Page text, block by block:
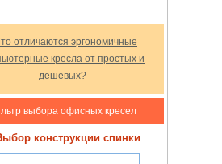
отличаются эргономичные
кресла от простых и
дешевых?
выбора офисных кресел
конструкции спинки